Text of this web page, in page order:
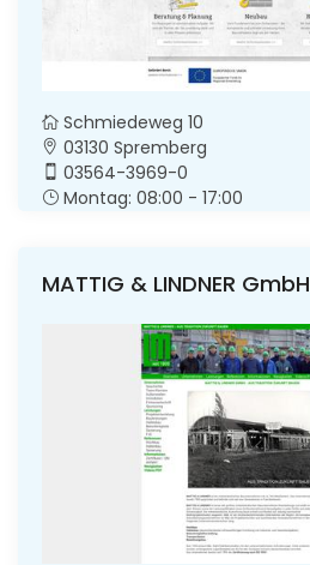
Schmiedeweg 10
03130 Spremberg
03564-3969-0
Montag: 08:00 - 17:00
MATTIG & LINDNER GmbH